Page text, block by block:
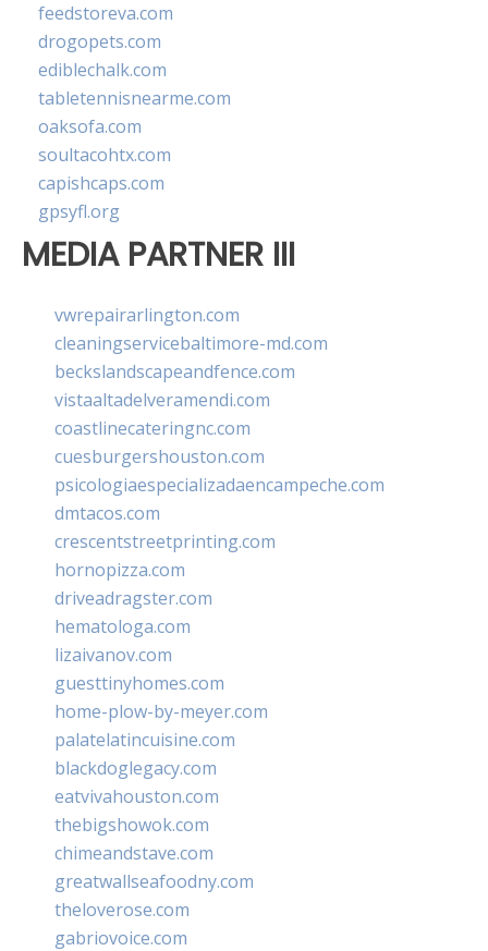
feedstoreva.com
drogopets.com
ediblechalk.com
tabletennisnearme.com
oaksofa.com
soultacohtx.com
capishcaps.com
gpsyfl.org
MEDIA PARTNER III
vwrepairarlington.com
cleaningservicebaltimore-md.com
beckslandscapeandfence.com
vistaaltadelveramendi.com
coastlinecateringnc.com
cuesburgershouston.com
psicologiaespecializadaencampeche.com
dmtacos.com
crescentstreetprinting.com
hornopizza.com
driveadragster.com
hematologa.com
lizaivanov.com
guesttinyhomes.com
home-plow-by-meyer.com
palatelatincuisine.com
blackdoglegacy.com
eatvivahouston.com
thebigshowok.com
chimeandstave.com
greatwallseafoodny.com
theloverose.com
gabriovoice.com